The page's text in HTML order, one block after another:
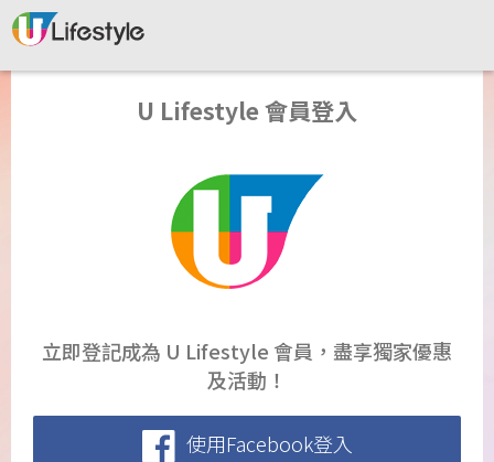
U Lifestyle 會員登入
立即登記成為 U Lifestyle 會員，盡享獨家優惠
及活動！
使用Facebook登入